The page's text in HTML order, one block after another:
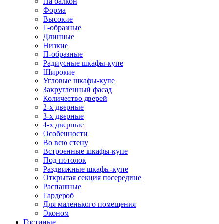
Форма
Высокие
Г-образные
Длинные
Низкие
П-образные
Радиусные шкафы-купе
Широкие
Угловые шкафы-купе
Закругленный фасад
Количество дверей
2-х дверные
3-х дверные
4-х дверные
Особенности
Во всю стену
Встроенные шкафы-купе
Под потолок
Раздвижные шкафы-купе
Открытая секция посередине
Распашные
Гардероб
Для маленького помещения
Эконом
Гостиные